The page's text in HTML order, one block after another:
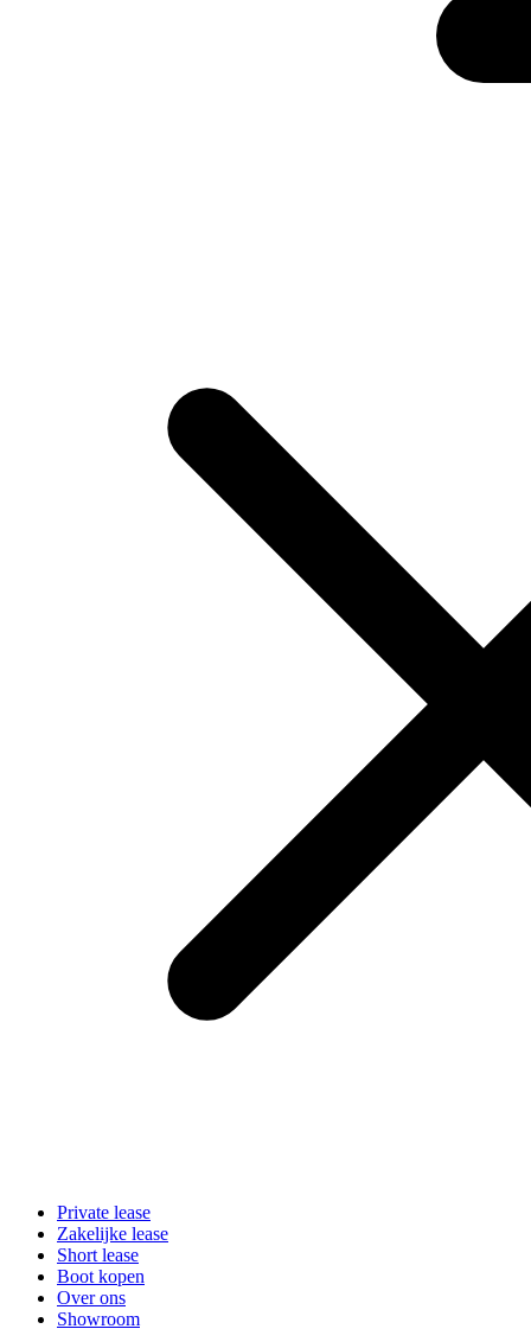
Private lease
Zakelijke lease
Short lease
Boot kopen
Over ons
Showroom